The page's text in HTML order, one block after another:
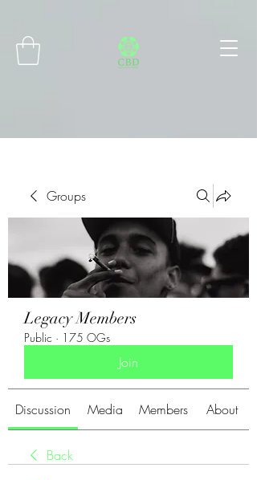
Groups
Legacy Members
Public · 175 OGs
Join
Discussion Media Members About
Back